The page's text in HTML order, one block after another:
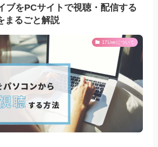
ブをPCサイトで視聴・配信する
まるごと解説
17Liveについて